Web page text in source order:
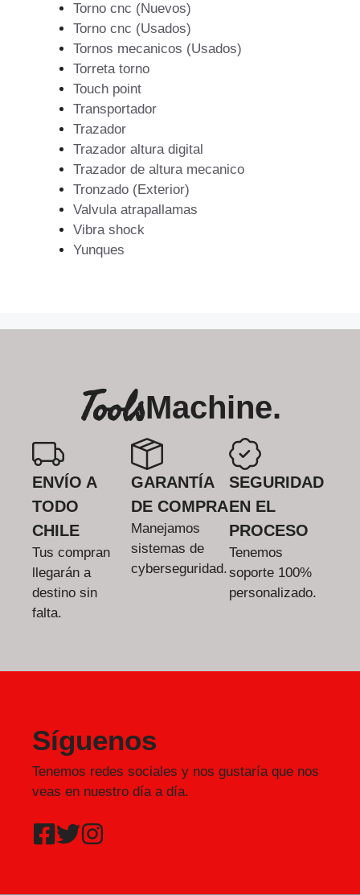
Torno cnc (Nuevos)
Torno cnc (Usados)
Tornos mecanicos (Usados)
Torreta torno
Touch point
Transportador
Trazador
Trazador altura digital
Trazador de altura mecanico
Tronzado (Exterior)
Valvula atrapallamas
Vibra shock
Yunques
ToolsMachine.
ENVÍO A
TODO
CHILE
Tus compran
llegarán a
destino sin
falta.
GARANTÍA
DE COMPRA
Manejamos
sistemas de
cyberseguridad.
SEGURIDAD
EN EL
PROCESO
Tenemos
soporte 100%
personalizado.
Síguenos
Tenemos redes sociales y nos gustaría que nos
veas en nuestro día a día.